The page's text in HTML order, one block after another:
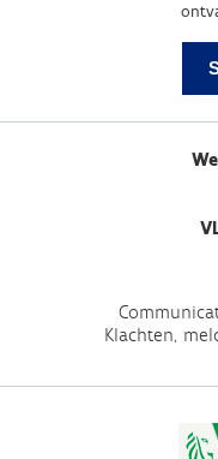
Klachten,